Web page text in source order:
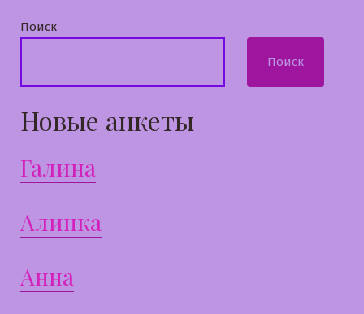
Поиск
Поиск
Новые анкеты
Галина
Алинка
Анна